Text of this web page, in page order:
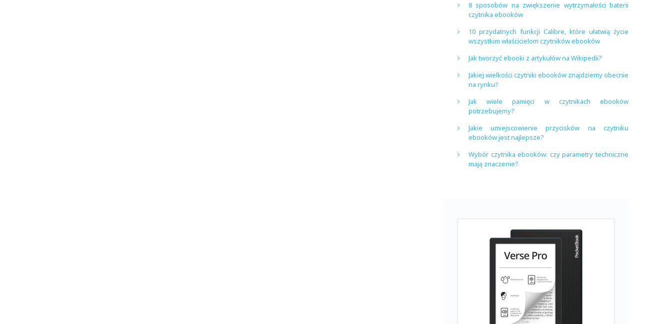
8 sposobów na zwiększenie wytrzymałości baterii
czytnika ebooków
10 przydatnych funkcji Calibre, które ułatwią życie
wszystkim właścicielom czytników ebooków
Jak tworzyć ebooki z artykułów na Wikipedii?
Jakiej wielkości czytniki ebooków znajdziemy obecnie
na rynku?
Jak wiele pamięci w czytnikach ebooków
potrzebujemy?
Jakie umiejscowienie przycisków na czytniku
ebooków jest najlepsze?
Wybór czytnika ebooków: czy parametry techniczne
mają znaczenie?